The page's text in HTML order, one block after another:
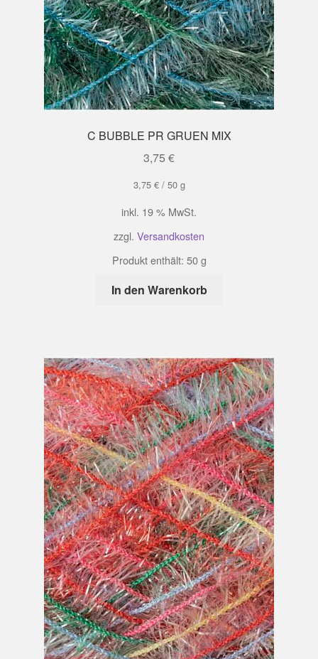
C BUBBLE PR GRUEN MIX
3,75 €
3,75 €/ 50 g
inkl. 19 % MwSt.
zzgl. Versandkosten
Produkt enthält: 50g
In den Warenkorb